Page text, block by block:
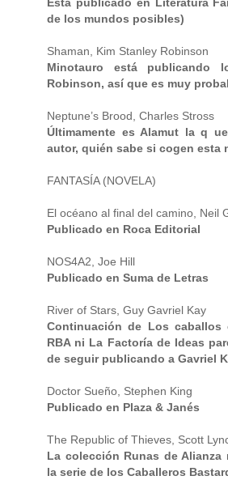
de los mundos posibles)
Shaman, Kim Stanley Robinson
Minotauro está publicando
Robinson, así que es muy
Neptune’s Brood, Charles Stross
Últimamente es Alamut la q
autor, quién sabe si cogen esta
FANTASÍA (NOVELA)
El océano al final del camino, Neil
Publicado en Roca Editorial
NOS4A2, Joe Hill
Publicado en Suma de Letras
River of Stars, Guy Gavriel Kay
Continuación de Los caballos
RBA ni La Factoría de Ideas
de seguir publicando a Gavriel
Doctor Sueño, Stephen King
Publicado en Plaza & Janés
The Republic of Thieves, Scott
La colección Runas de
la serie de los Caballeros